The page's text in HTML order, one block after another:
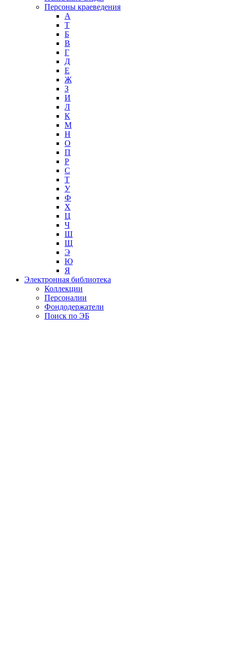
Персоны краеведения
А
T
Б
В
Г
Д
Е
Ж
З
И
Л
К
М
Н
О
П
Р
С
Т
У
Ф
Х
Ц
Ч
Ш
Щ
Э
Ю
Я
Электронная библиотека
Коллекции
Персоналии
Фондодержатели
Поиск по ЭБ